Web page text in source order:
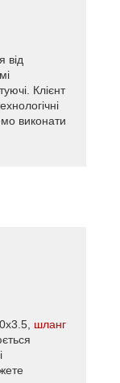
від
Клієнт
виконати
шланг